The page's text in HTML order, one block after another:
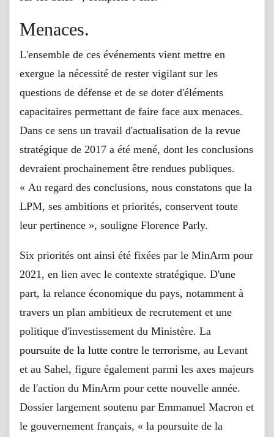
Menaces.
L'ensemble de ces événements vient mettre en
exergue la nécessité de rester vigilant sur les
questions de défense et de se doter d'éléments
capacitaires permettant de faire face aux menaces.
Dans ce sens un travail d'actualisation de la revue
stratégique de 2017 a été mené, dont les conclusions
devraient prochainement être rendues publiques.
« Au regard des conclusions, nous constatons que la
LPM, ses ambitions et priorités, conservent toute
leur pertinence », souligne Florence Parly.
Six priorités ont ainsi été fixées par le MinArm pour
2021, en lien avec le contexte stratégique. D'une
part, la relance économique du pays, notamment à
travers un plan ambitieux de recrutement et une
politique d'investissement du Ministère. La
poursuite de la lutte contre le terrorisme, au Levant
et au Sahel, figure également parmi les axes majeurs
de l'action du MinArm pour cette nouvelle année.
Dossier largement soutenu par Emmanuel Macron et
le gouvernement français, « la poursuite de la